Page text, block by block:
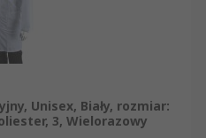
Unisex, Biały, rozmiar:
3, Wielorazowy